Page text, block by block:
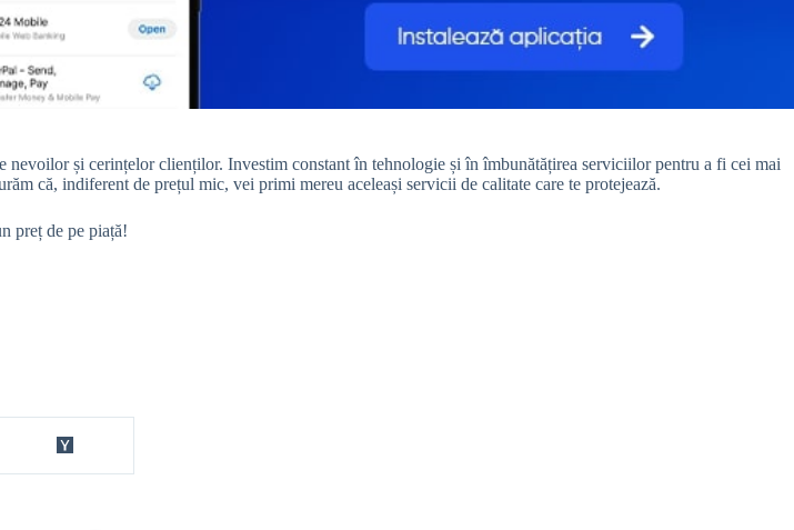
nevoilor și cerințelor clienților. Investim constant în tehnologie și în îmbunătățirea serviciilor pentru a fi cei mai
că, indiferent de prețul mic, vei primi mereu aceleași servicii de calitate care te protejează.
preț de pe piață!